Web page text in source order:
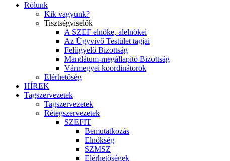
Rólunk
Kik vagyunk?
Tisztségviselők
A SZEF elnöke, alelnökei
Az Ügyvivő Testület tagjai
Felügyelő Bizottság
Mandátum-megállapító Bizottság
Vármegyei koordinátorok
Elérhetőség
HÍREK
Tagszervezetek
Tagszervezetek
Rétegszervezetek
SZEFIT
Bemutatkozás
Elnökség
SZMSZ
Elérhetőségek